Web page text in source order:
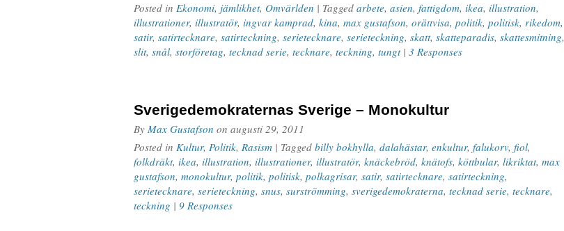
Posted in Ekonomi, jämlikhet, Omvärlden | Tagged arbete, asien, fattigdom, ikea, illustration,
illustrationer, illustratör, ingvar kamprad, kina, max gustafson, orättvisa, politik, politisk, rikedom,
satir, satirtecknare, satirteckning, serietecknare, serieteckning, skatt, skatteparadis, skattesmitning,
slit, snål, storföretag, tecknad serie, tecknare, teckning, tungt| 3 Responses
Sverigedemokraternas Sverige – Monokultur
By Max Gustafson on augusti 29, 2011
Posted in Kultur, Politik, Rasism | Tagged billy bokhylla, dalahästar, enkultur, falukorv, fiol,
folkdräkt, ikea, illustration, illustrationer, illustratör, knäckebröd, knätofs, köttbular, likriktat, max
gustafson, monokultur, politik, politisk, polkagrisar, satir, satirtecknare, satirteckning,
serietecknare, serieteckning, snus, surströmming, sverigedemokraterna, tecknad serie, tecknare,
teckning | 9 Responses